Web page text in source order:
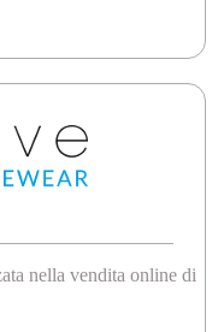
nella vendita online di